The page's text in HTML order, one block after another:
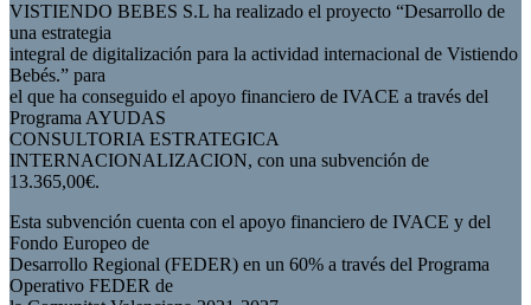
VISTIENDO BEBES S.L ha realizado el proyecto “Desarrollo de
una estrategia
integral de digitalización para la actividad internacional de Vistiendo
Bebés.” para
el que ha conseguido el apoyo financiero de IVACE a través del
Programa AYUDAS
CONSULTORIA ESTRATEGICA
INTERNACIONALIZACION, con una subvención de
13.365,00€.
Esta subvención cuenta con el apoyo financiero de IVACE y del
Fondo Europeo de
Desarrollo Regional (FEDER) en un 60% a través del Programa
Operativo FEDER de